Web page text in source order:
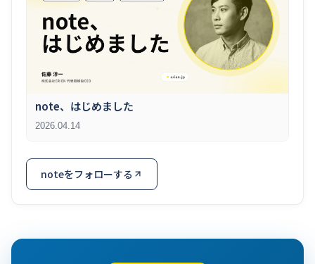
note、はじめました
2026.04.14
noteをフォローする